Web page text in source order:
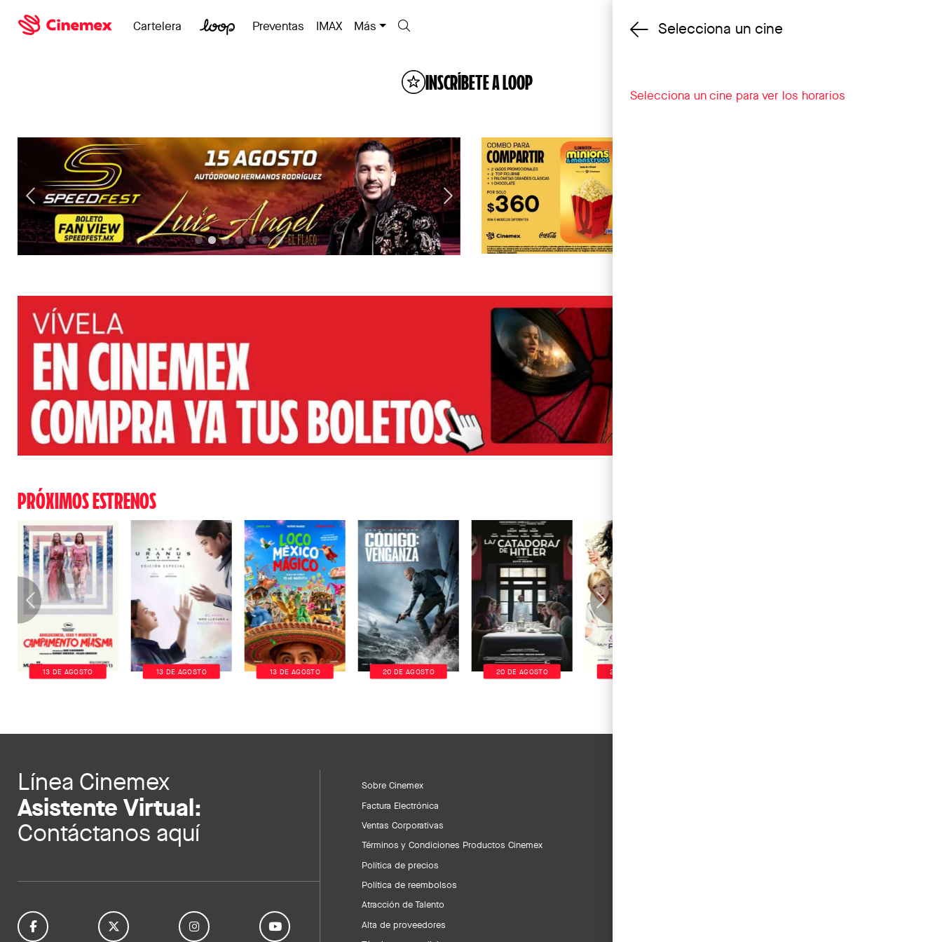
Cambiar cine
Cartelera Preventas IMAX Más
INSCRÍBETE A LOOP
PRÓXIMOS ESTRENOS
13 DE AGOSTO 13 DE AGOSTO 13 DE AGOSTO 20 DE AGOSTO 20 DE AGOSTO 20 DE AGOSTO
Línea Cinemex
Asistente Virtual:
Contáctanos aquí
Sobre Cinemex
Factura Electrónica
Ventas Corporativas
Términos y Condiciones Productos Cinemex
Política de precios
Política de reembolsos
Atracción de Talento
Alta de proveedores
Selecciona un cine
Selecciona un cine para ver los horarios